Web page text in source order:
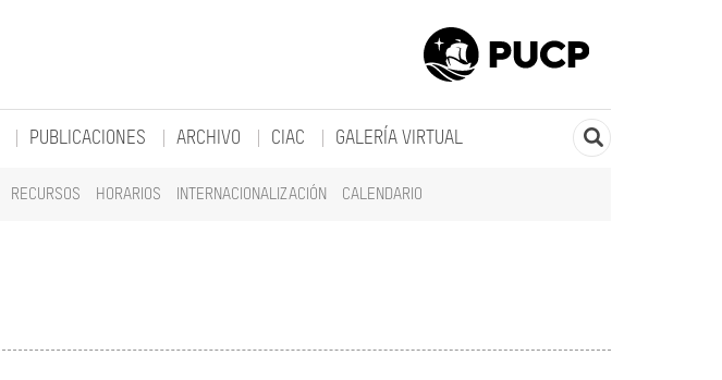
RECURSOS HORARIOS INTERNACIONALIZACIÓN CALENDARIO
PUBLICACIONES ARCHIVO CIAC GALERÍA VIRTUAL